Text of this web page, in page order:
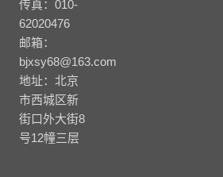
传真：010-
62020476
邮箱：
bjxsy68@163.com
地址：北京
市西城区新
街口外大街8
号12幢三层